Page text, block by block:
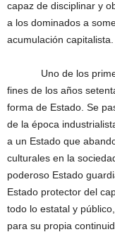
capaz de disciplinar y
a los dominados a
acumulación capitalista.
Uno de los
fines de los años
forma de Estado. Se
de la época
a un Estado que
culturales en la
poderoso Estado
Estado protector del
todo lo estatal y
para su propia